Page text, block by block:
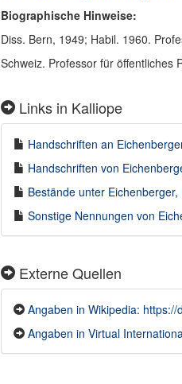
Biographische Hinweise:
Diss. Bern, 1949; Habil. 1960.
Schweiz. Professor für öffentliches
Links in Kalliope
Handschriften an
Handschriften von
Bestände unter
Sonstige Nennungen von
Externe Quellen
Angaben in Wikipedia:
Angaben in Virtual